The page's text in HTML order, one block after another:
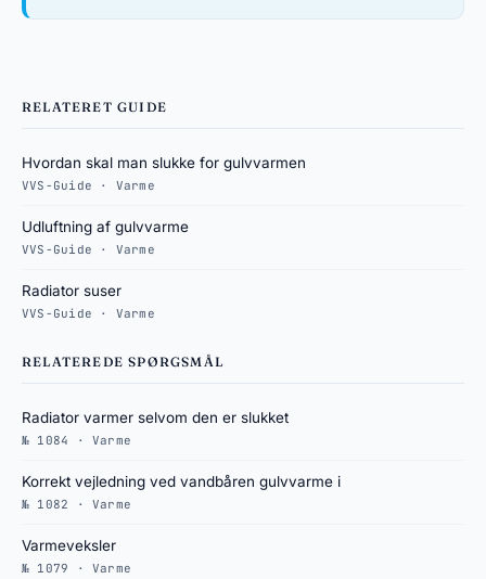
RELATERET GUIDE
Hvordan skal man slukke for gulvvarmen
VVS-Guide · Varme
Udluftning af gulvvarme
VVS-Guide · Varme
Radiator suser
VVS-Guide · Varme
RELATEREDE SPØRGSMÅL
Radiator varmer selvom den er slukket
№ 1084 · Varme
Korrekt vejledning ved vandbåren gulvvarme i
№ 1082 · Varme
Varmeveksler
№ 1079 · Varme